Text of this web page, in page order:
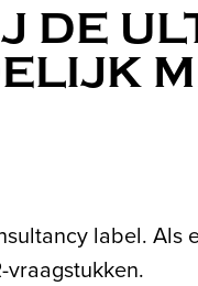
DE
label. Als